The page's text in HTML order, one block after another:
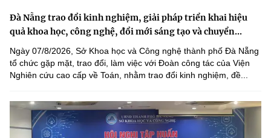
Đà Nẵng trao đổi kinh nghiệm, giải pháp triển khai hiệu
quả khoa học, công nghệ, đổi mới sáng tạo và chuyển...
Ngày 07/8/2026, Sở Khoa học và Công nghệ thành phố Đà Nẵng
tổ chức gặp mặt, trao đổi, làm việc với Đoàn công tác của Viện
Nghiên cứu cao cấp về Toán, nhằm trao đổi kinh nghiệm, đề...